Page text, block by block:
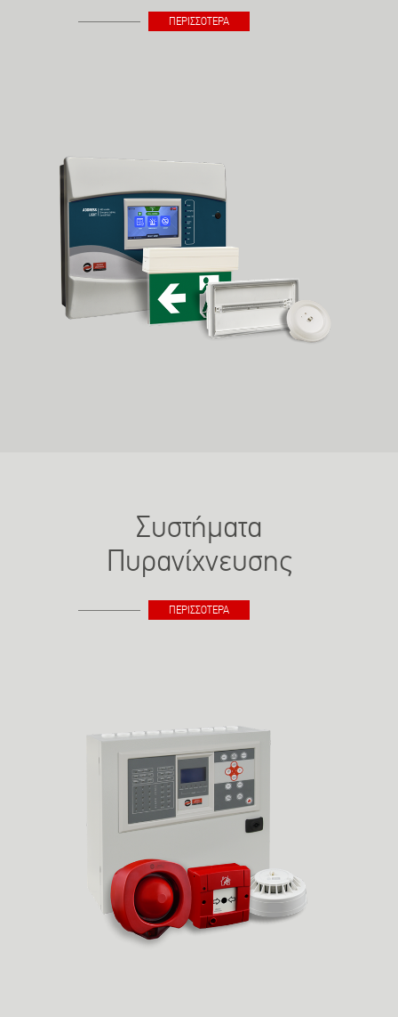
ΠΕΡΙΣΣΟΤΕΡΑ
Συστήματα
Πυρανίχνευσης
ΠΕΡΙΣΣΟΤΕΡΑ